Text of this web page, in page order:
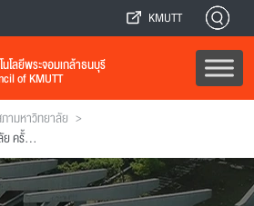
KMUTT
โลยีพระจอมเกล้าธนบุรี
of KMUTT
ามหาวิทยาลัย >
รายงานการประชุมสภามหาวิทยาลัย ครั้งที่ 206